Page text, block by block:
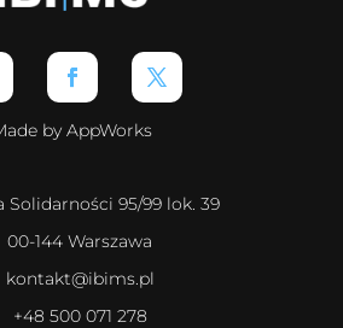
by AppWorks
Solidarności 95/99 lok. 39
00-144 Warszawa
kontakt@ibims.pl
+48 500 071 278